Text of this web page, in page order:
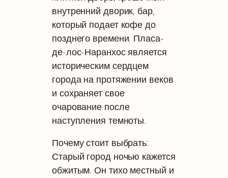
внутренний дворик, бар,
который подает кофе до
позднего времени. Пласа-
де-лос-Наранхос является
историческим сердцем
города на протяжении веков
и сохраняет свое
очарование после
наступления темноты.
Почему стоит выбрать:
Старый город ночью кажется
обжитым. Он тихо местный и